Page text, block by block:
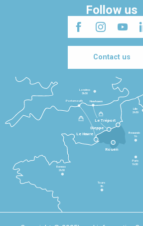
Follow us
Contact us
Le Havre
Dieppe
Le Tréport
Rennes
2h30
Tours
3h
Paris
1h30
Beauvais
1h
Lille
2h30
Londres
3h30
Newhaven
Portsmouth
Rouen